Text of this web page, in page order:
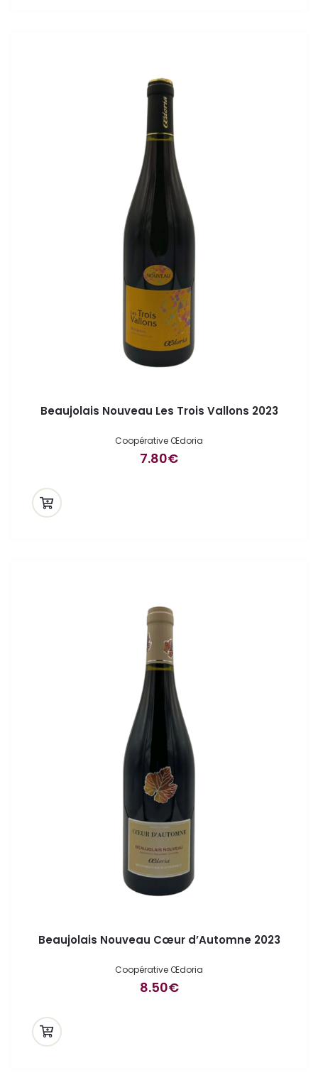
Beaujolais Nouveau Les Trois Vallons 2023
Coopérative Œdoria
7.80€
Beaujolais Nouveau Cœur d’Automne 2023
Coopérative Œdoria
8.50€